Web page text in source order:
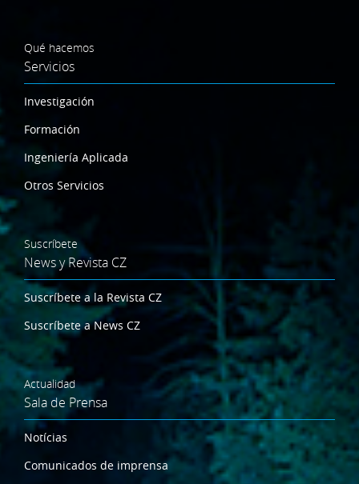
Qué hacemos
Servicios
Investigación
Formación
Ingeniería Aplicada
Otros Servicios
Suscríbete
News y Revista CZ
Suscríbete a la Revista CZ
Suscríbete a News CZ
Actualidad
Sala de Prensa
Notícias
Comunicados de imprensa